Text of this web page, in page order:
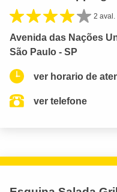
2 aval.
Avenida das Nações
São Paulo - SP
ver horario de
ver telefone